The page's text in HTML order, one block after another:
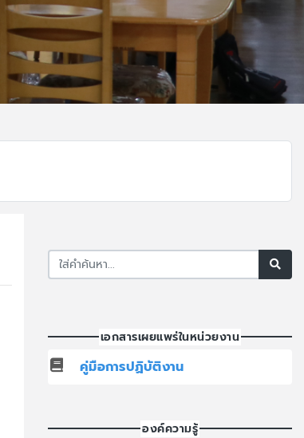
เอกสารเผยแพร่ในหน่วยงาน
คู่มือการปฏิบัติงาน
องค์ความรู้